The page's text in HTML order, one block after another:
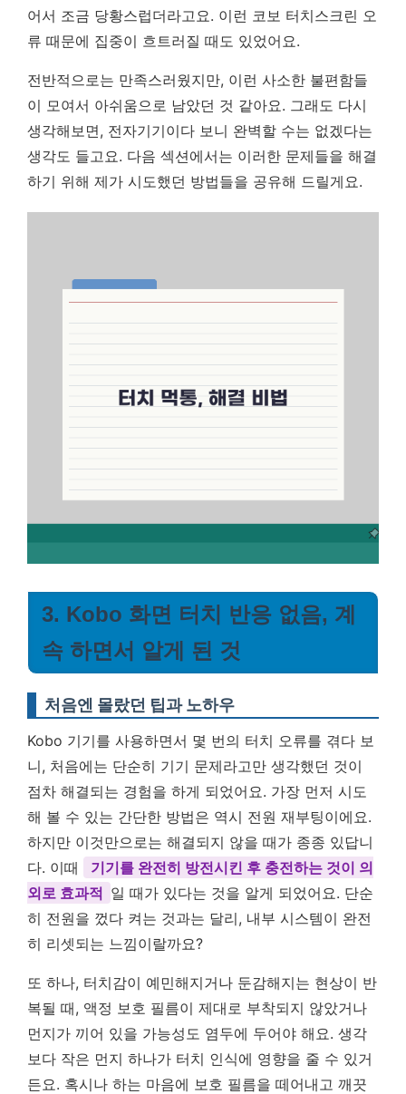
어서 조금 당황스럽더라고요. 이런 코보 터치스크린 오
류 때문에 집중이 흐트러질 때도 있었어요.
전반적으로는 만족스러웠지만, 이런 사소한 불편함들
이 모여서 아쉬움으로 남았던 것 같아요. 그래도 다시
생각해보면, 전자기기이다 보니 완벽할 수는 없겠다는
생각도 들고요. 다음 섹션에서는 이러한 문제들을 해결
하기 위해 제가 시도했던 방법들을 공유해 드릴게요.
3. Kobo 화면 터치 반응 없음, 계
속 하면서 알게 된 것
처음엔 몰랐던 팁과 노하우
Kobo 기기를 사용하면서 몇 번의 터치 오류를 겪다 보
니, 처음에는 단순히 기기 문제라고만 생각했던 것이
점차 해결되는 경험을 하게 되었어요. 가장 먼저 시도
해 볼 수 있는 간단한 방법은 역시 전원 재부팅이에요.
하지만 이것만으로는 해결되지 않을 때가 종종 있답니
다. 이때
기기를 완전히 방전시킨 후 충전하는 것이 의
외로 효과적 일 때가 있다는 것을 알게 되었어요. 단순
히 전원을 껐다 켜는 것과는 달리, 내부 시스템이 완전
히 리셋되는 느낌이랄까요?
또 하나, 터치감이 예민해지거나 둔감해지는 현상이 반
복될 때, 액정 보호 필름이 제대로 부착되지 않았거나
먼지가 끼어 있을 가능성도 염두에 두어야 해요. 생각
보다 작은 먼지 하나가 터치 인식에 영향을 줄 수 있거
든요. 혹시나 하는 마음에 보호 필름을 떼어내고 깨끗